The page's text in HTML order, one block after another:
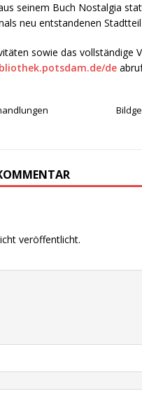
seinem Buch Nostalgia
neu entstandenen
sowie das vollständige
de
veröffentlicht.